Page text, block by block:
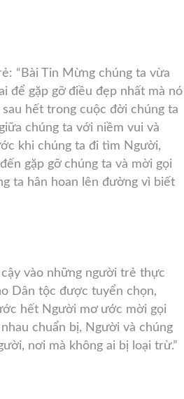
“Bài Tin Mừng chúng ta vừa
để gặp gỡ điều đẹp nhất mà nó
hết trong cuộc đời chúng ta
chúng ta với niềm vui và
khi chúng ta đi tìm Người,
gặp gỡ chúng ta và mời gọi
ta hân hoan lên đường vì biết
vào những người trẻ thực
Dân tộc được tuyển chọn,
hết Người mơ ước mời gọi
chuẩn bị, Người và chúng
nơi mà không ai bị loại trừ.”